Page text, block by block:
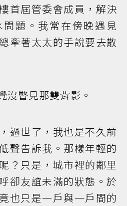
首屆管委會成員，解決
題。我常在傍晚遇見
牽著太太的手說要去散
沒瞥見那雙背影。
過世了，我也是不久前
聲告訴我。那樣年輕的
？只是，城市裡的鄰里
卻友誼未滿的狀態。於
也只是一戶與一戶間的